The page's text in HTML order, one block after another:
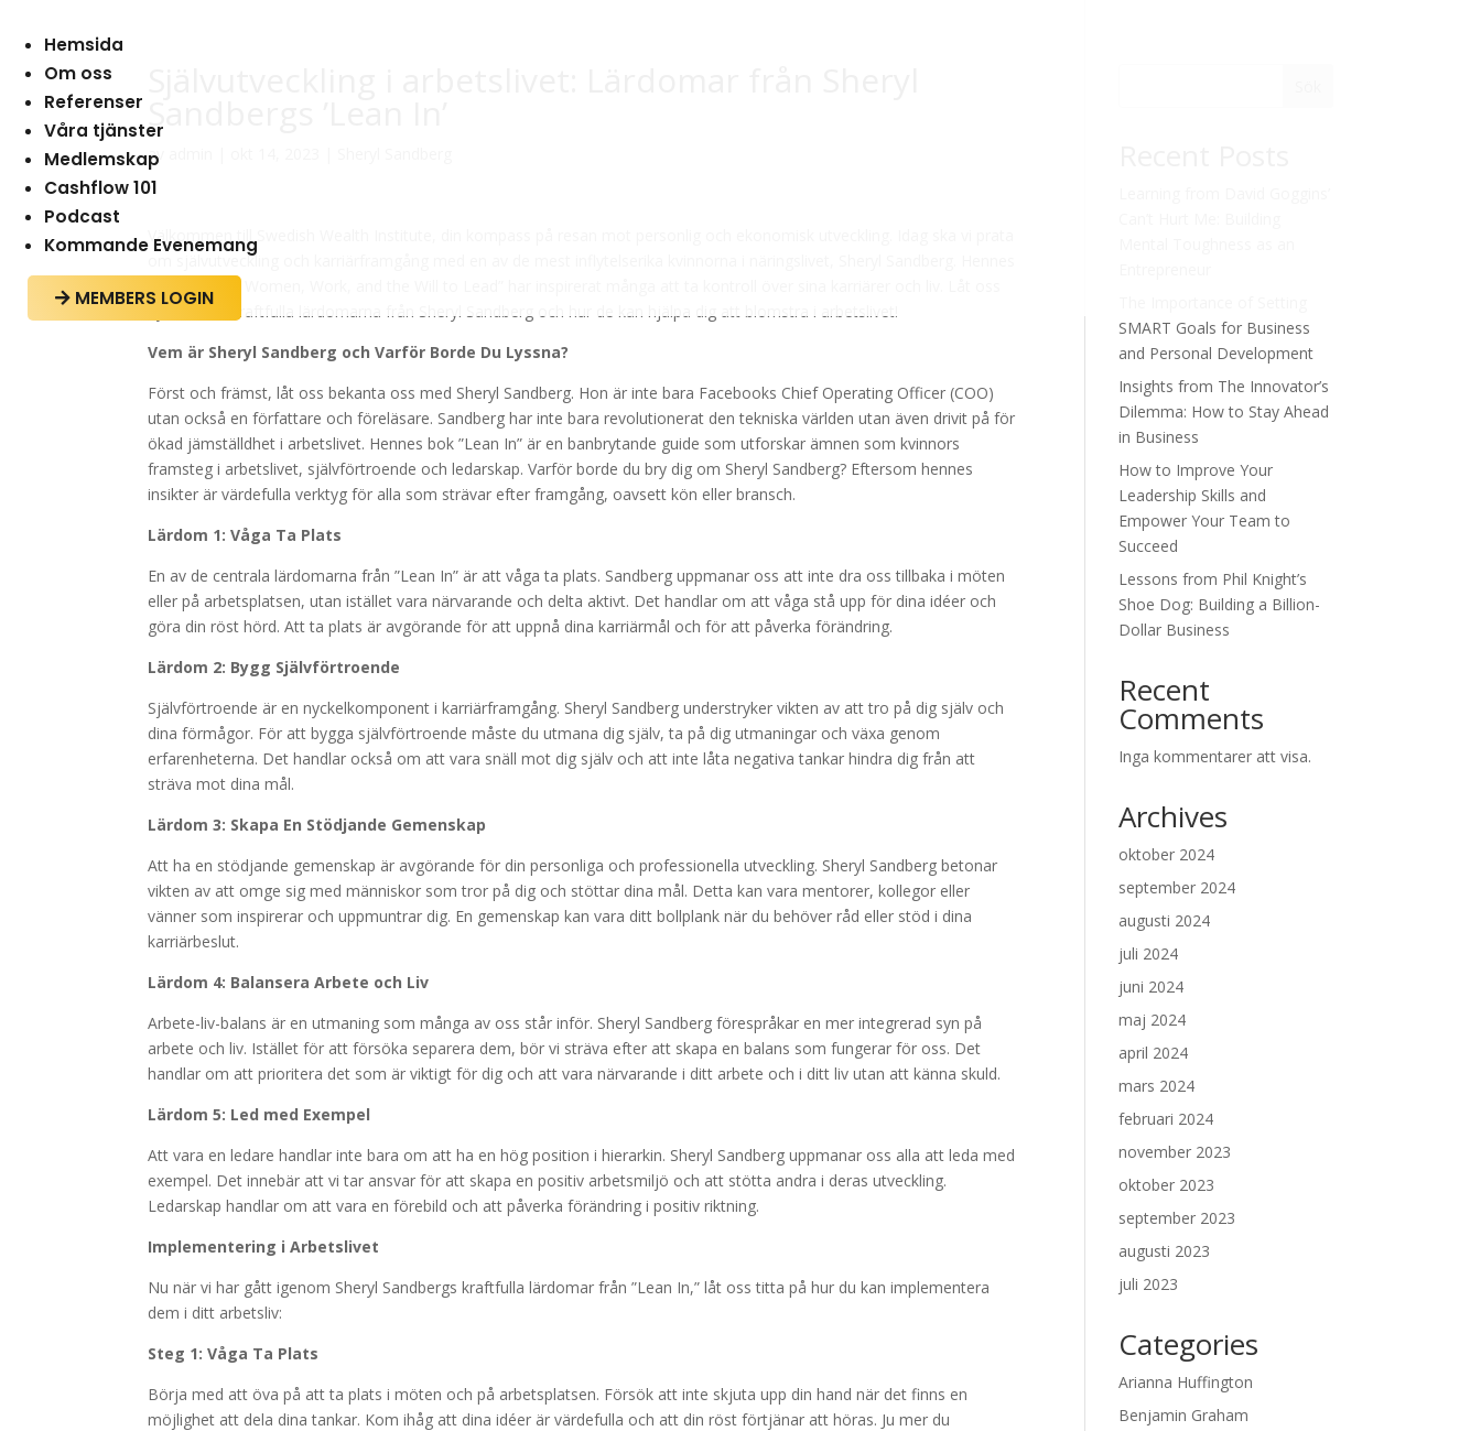
Hemsida
Om oss
Referenser
Våra tjänster
Medlemskap
Cashflow 101
Podcast
Kommande Evenemang
 MEMBERS LOGIN
av
Välkommen till Swedish Wealth Institute, din kompass på resan mot personlig och ekonomisk utveckling. Idag ska vi prata
om självutveckling och karriärframgång med en av de mest inflytelserika kvinnorna i näringslivet, Sheryl Sandberg. Hennes
bok ”Lean In: Women, Work, and the Will to Lead” har inspirerat många att ta kontroll över sina karriärer och liv. Låt oss
dyka in i de kraftfulla lärdomarna från Sheryl Sandberg och hur de kan hjälpa dig att blomstra i arbetslivet!
Vem är Sheryl Sandberg och Varför Borde Du Lyssna?
Först och främst, låt oss bekanta oss med Sheryl Sandberg. Hon är inte bara Facebooks Chief Operating Officer (COO)
utan också en författare och föreläsare. Sandberg har inte bara revolutionerat den tekniska världen utan även drivit på för
ökad jämställdhet i arbetslivet. Hennes bok ”Lean In” är en banbrytande guide som utforskar ämnen som kvinnors
framsteg i arbetslivet, självförtroende och ledarskap. Varför borde du bry dig om Sheryl Sandberg? Eftersom hennes
insikter är värdefulla verktyg för alla som strävar efter framgång, oavsett kön eller bransch.
Lärdom 1: Våga Ta Plats
En av de centrala lärdomarna från ”Lean In” är att våga ta plats. Sandberg uppmanar oss att inte dra oss tillbaka i möten
eller på arbetsplatsen, utan istället vara närvarande och delta aktivt. Det handlar om att våga stå upp för dina idéer och
göra din röst hörd. Att ta plats är avgörande för att uppnå dina karriärmål och för att påverka förändring.
Lärdom 2: Bygg Självförtroende
Självförtroende är en nyckelkomponent i karriärframgång. Sheryl Sandberg understryker vikten av att tro på dig själv och
dina förmågor. För att bygga självförtroende måste du utmana dig själv, ta på dig utmaningar och växa genom
erfarenheterna. Det handlar också om att vara snäll mot dig själv och att inte låta negativa tankar hindra dig från att
sträva mot dina mål.
Lärdom 3: Skapa En Stödjande Gemenskap
Att ha en stödjande gemenskap är avgörande för din personliga och professionella utveckling. Sheryl Sandberg betonar
vikten av att omge sig med människor som tror på dig och stöttar dina mål. Detta kan vara mentorer, kollegor eller
vänner som inspirerar och uppmuntrar dig. En gemenskap kan vara ditt bollplank när du behöver råd eller stöd i dina
karriärbeslut.
Lärdom 4: Balansera Arbete och Liv
Arbete-liv-balans är en utmaning som många av oss står inför. Sheryl Sandberg förespråkar en mer integrerad syn på
arbete och liv. Istället för att försöka separera dem, bör vi sträva efter att skapa en balans som fungerar för oss. Det
handlar om att prioritera det som är viktigt för dig och att vara närvarande i ditt arbete och i ditt liv utan att känna skuld.
Lärdom 5: Led med Exempel
Att vara en ledare handlar inte bara om att ha en hög position i hierarkin. Sheryl Sandberg uppmanar oss alla att leda med
exempel. Det innebär att vi tar ansvar för att skapa en positiv arbetsmiljö och att stötta andra i deras utveckling.
Ledarskap handlar om att vara en förebild och att påverka förändring i positiv riktning.
Implementering i Arbetslivet
Nu när vi har gått igenom Sheryl Sandbergs kraftfulla lärdomar från ”Lean In,” låt oss titta på hur du kan implementera
dem i ditt arbetsliv:
Steg 1: Våga Ta Plats
Börja med att öva på att ta plats i möten och på arbetsplatsen. Försök att inte skjuta upp din hand när det finns en
möjlighet att dela dina tankar. Kom ihåg att dina idéer är värdefulla och att din röst förtjänar att höras. Ju mer du
SMART Goals for Business
and Personal Development
Insights from The Innovator’s
Dilemma: How to Stay Ahead
in Business
How to Improve Your
Leadership Skills and
Empower Your Team to
Succeed
Lessons from Phil Knight’s
Shoe Dog: Building a Billion-
Dollar Business
Recent
Comments
Inga kommentarer att visa.
Archives
oktober 2024
september 2024
augusti 2024
juli 2024
juni 2024
maj 2024
april 2024
mars 2024
februari 2024
november 2023
oktober 2023
september 2023
augusti 2023
juli 2023
Categories
Arianna Huffington
Benjamin Graham